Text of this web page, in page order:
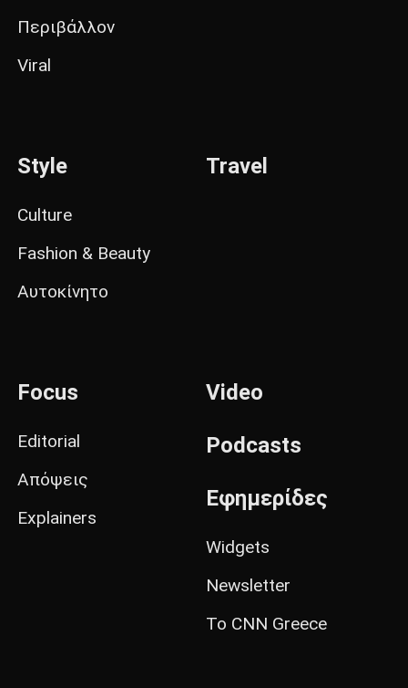
Περιβάλλον
Viral
Style
Culture
Fashion & Beauty
Αυτοκίνητο
Travel
Focus
Editorial
Απόψεις
Explainers
Video
Podcasts
Εφημερίδες
Widgets
Newsletter
Το CNN Greece